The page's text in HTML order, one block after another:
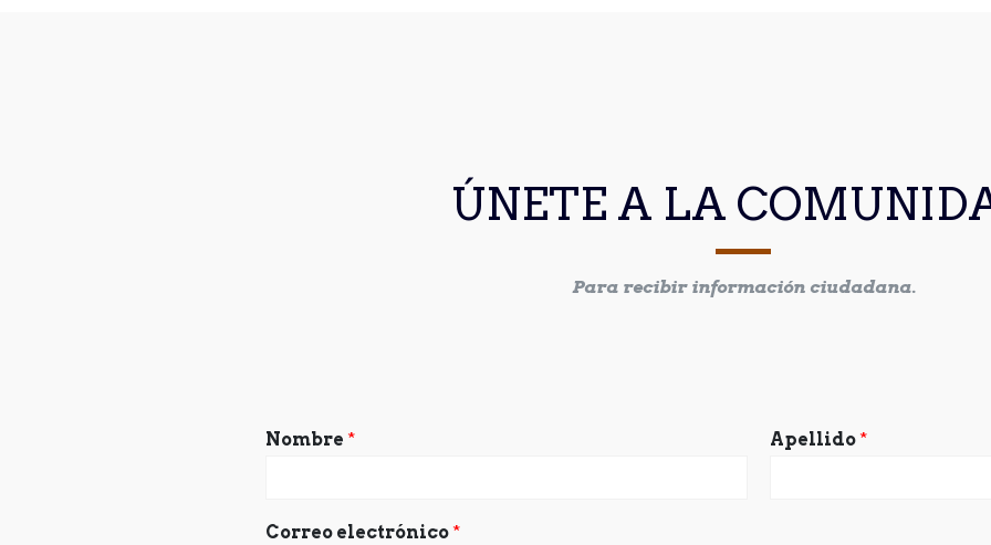
ÚNETE A LA
Para recibir información ciudadana.
Nombre * Apellido *
Correo electrónico *